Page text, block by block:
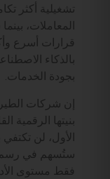
تشغيلية أكثر
المعاملات،
قرارات أسرع
بالذكاء
بجودة الخدمات.
إن شركات
بنيتها الرقمية
الأول، لن
ستُسهم في رسم
فقط مستوى